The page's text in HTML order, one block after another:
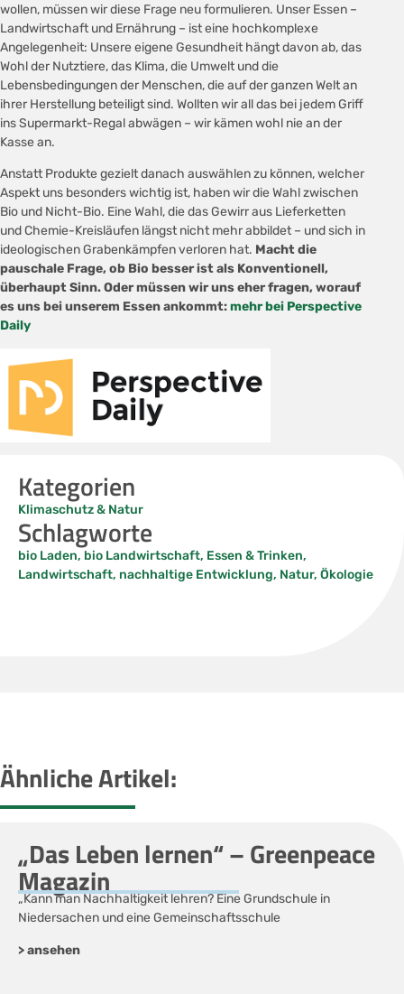
wollen, müssen wir diese Frage neu formulieren. Unser Essen –
Landwirtschaft und Ernährung – ist eine hochkomplexe
Angelegenheit: Unsere eigene Gesundheit hängt davon ab, das
Wohl der Nutztiere, das Klima, die Umwelt und die
Lebensbedingungen der Menschen, die auf der ganzen Welt an
ihrer Herstellung beteiligt sind. Wollten wir all das bei jedem Griff
ins Supermarkt-Regal abwägen – wir kämen wohl nie an der
Kasse an.
Anstatt Produkte gezielt danach auswählen zu können, welcher
Aspekt uns besonders wichtig ist, haben wir die Wahl zwischen
Bio und Nicht-Bio. Eine Wahl, die das Gewirr aus Lieferketten
und Chemie-Kreisläufen längst nicht mehr abbildet – und sich in
ideologischen Grabenkämpfen verloren hat. Macht die
pauschale Frage, ob Bio besser ist als Konventionell,
überhaupt Sinn. Oder müssen wir uns eher fragen, worauf
es uns bei unserem Essen ankommt:mehr bei Perspective
Daily
Kategorien
Klimaschutz & Natur
Schlagworte
bio Laden, bio Landwirtschaft, Essen & Trinken,
Landwirtschaft, nachhaltige Entwicklung, Natur, Ökologie
Ähnliche Artikel:
„Das Leben lernen“ – Greenpeace
Magazin
„Kann man Nachhaltigkeit lehren? Eine Grundschule in
Niedersachen und eine Gemeinschaftsschule
> ansehen